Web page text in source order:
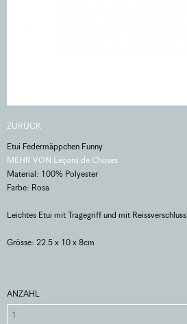
ZURÜCK
Etui Federmäppchen Funny
MEHR VON Leçons de Choses
Material: 100% Polyester
Farbe: Rosa
Leichtes Etui mit Tragegriff und mit Reissverschluss
Grösse: 22.5 x 10 x 8cm
ANZAHL